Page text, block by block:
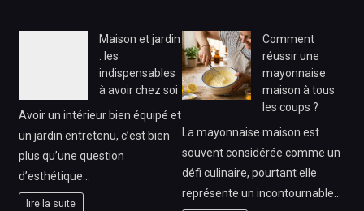
Maison et jardin
: les
indispensables
à avoir chez soi
Avoir un intérieur bien équipé et
un jardin entretenu, c’est bien
plus qu’une question
d’esthétique…
lire la suite
Comment
réussir une
mayonnaise
maison à tous
les coups ?
La mayonnaise maison est
souvent considérée comme un
défi culinaire, pourtant elle
représente un incontournable…